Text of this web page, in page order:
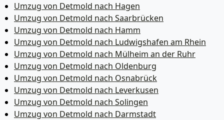
Umzug von Detmold nach Hagen
Umzug von Detmold nach Saarbrücken
Umzug von Detmold nach Hamm
Umzug von Detmold nach Ludwigshafen am Rhein
Umzug von Detmold nach Mülheim an der Ruhr
Umzug von Detmold nach Oldenburg
Umzug von Detmold nach Osnabrück
Umzug von Detmold nach Leverkusen
Umzug von Detmold nach Solingen
Umzug von Detmold nach Darmstadt